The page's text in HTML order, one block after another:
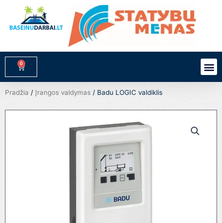
turinio
0
Cart
Pradžia / Įrangos valdymas / Badu LOGIC valdiklis